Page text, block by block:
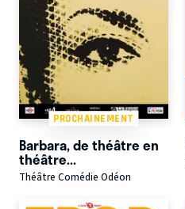
PROCHAINEMENT
Barbara, de théâtre en
théâtre...
Théâtre Comédie Odéon